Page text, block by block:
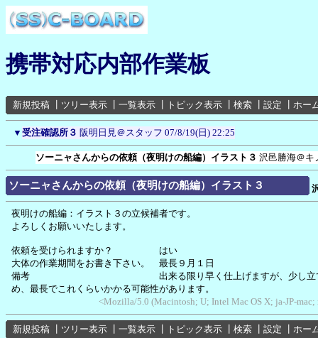
携帯対応内部作業板
新規投稿 ツリー表示 一覧表示 トピック表示 検索 設定 ホー
▼ 受注確認所３ 阪明日見＠スタッフ 07/8/19(日) 22:25
ソーニャさんからの依頼（夜明けの船編）イラスト３ 沢邑勝海＠キ
ソーニャさんからの依頼（夜明けの船編）イラスト３
夜明けの船編：イラスト３の立候補者です。
よろしくお願いいたします。
依頼を受けられますか？ はい
大体の作業期間をお書き下さい。 最長９月１日
備考 出来る限り早く仕上げますが、少し立て込
め、最長でこれくらいかかる可能性があります。
<Mozilla/5.0 (Macintosh; U; Intel Mac OS X; ja-JP-
新規投稿 ツリー表示 一覧表示 トピック表示 検索 設定
ホー